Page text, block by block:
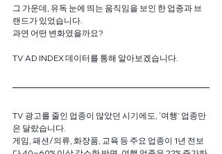
그 가운데, 유독 눈에 띄는 움직임을 보인 한 업종과 브
랜드가 있었습니다.
과연 어떤 변화였을까요?
TV AD INDEX 데이터를 통해 알아보겠습니다.
TV 광고를 줄인 업종이 많았던 시기에도, ‘여행’ 업종만
은 달랐습니다.
게임, 패션/의류, 화장품, 교육 등 주요 업종이 1년 전보